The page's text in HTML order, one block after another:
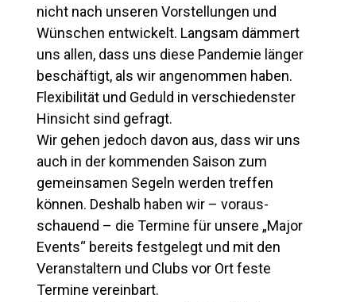
nicht nach unseren Vorstellungen und
Wünschen entwickelt. Langsam dämmert
uns allen, dass uns diese Pandemie länger
beschäftigt, als wir angenommen haben.
Flexibilität und Geduld in verschiedenster
Hinsicht sind gefragt.
Wir gehen jedoch davon aus, dass wir uns
auch in der kommenden Saison zum
gemeinsamen Segeln werden treffen
können. Deshalb haben wir – voraus-
schauend – die Termine für unsere „Major
Events“ bereits festgelegt und mit den
Veranstaltern und Clubs vor Ort feste
Termine vereinbart.